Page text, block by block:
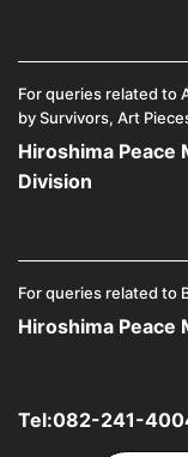
For queries related to
by Survivors, Art
Hiroshima Peace
Division
For queries related to
Hiroshima Peace
Tel:082-241-